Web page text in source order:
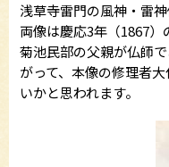
浅草寺雷門の風神・雷
両像は慶応3年（1867）
菊池民部の父親が仏師
がって、本像の修理者
いかと思われます。